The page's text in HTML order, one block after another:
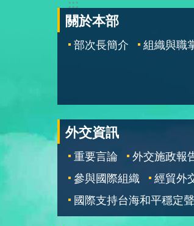
:::
關於本部
部次長簡介 組織與職
外交資訊
重要言論 外交施政報
參與國際組織
經貿外
國際支持台海和平穩定